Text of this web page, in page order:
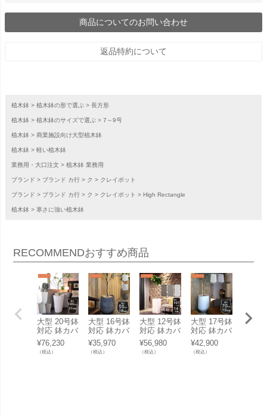
商品についてのお問い合わせ
返品特約について
植木鉢 植木鉢の形で選ぶ 長方形
植木鉢 植木鉢のサイズで選ぶ 7～9号
植木鉢 商業施設向け大型植木鉢
植木鉢 軽い植木鉢
業務用・大口注文 植木鉢 業務用
ブランド ブランド カ行 ク クレイポット
ブランド ブランド カ行 ク クレイポット High Rectangle
植木鉢 寒さに強い植木鉢
RECOMMENDおすすめ商品
大型 20号鉢
対応 鉢カバ
ー 「 クレ
イポット
（CLAYPO
¥76,230
（税込）
大型 16号鉢
対応 鉢カバ
ー 「 クレ
イポット
（CLAYPO
¥35,970
（税込）
大型 12号鉢
対応 鉢カバ
ー 「 クレ
イポット
（CLAYPO
¥56,980
（税込）
大型 17号鉢
対応 鉢カバ
ー 「 クレ
イポット
（CLAYPO
¥42,900
（税込）
大型